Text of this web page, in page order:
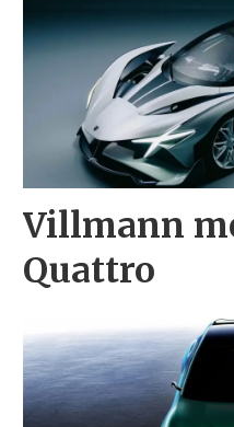
Villmann
Quattro